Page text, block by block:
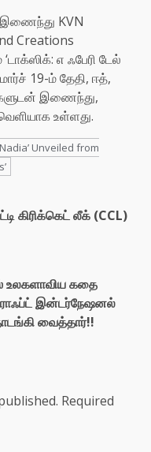
KVN
Creations
எ ஃபேரி டேல்
19-ம் தேதி, ஈத்,
இணைந்து,
உள்ளது.
Unveiled from
கிரிக்கெட் லீக் (CCL)
உலகளாவிய கதை
இன்டர்நேஷனல்
வைத்தார்!!
Required